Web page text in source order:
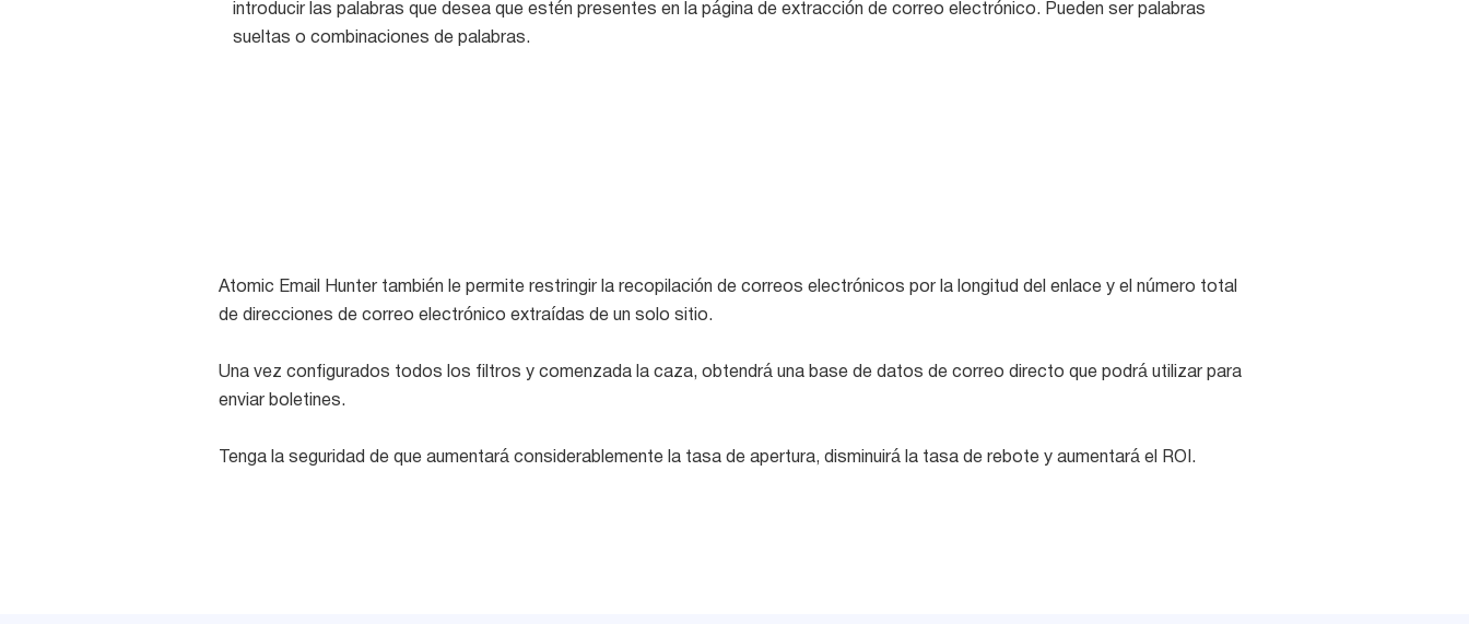
introducir las palabras que desea que estén presentes en la página de extracción de correo electrónico. Pueden ser palabras
sueltas o combinaciones de palabras.
Atomic Email Hunter también le permite restringir la recopilación de correos electrónicos por la longitud del enlace y el número total
de direcciones de correo electrónico extraídas de un solo sitio.
Una vez configurados todos los filtros y comenzada la caza, obtendrá una base de datos de correo directo que podrá utilizar para
enviar boletines.
Tenga la seguridad de que aumentará considerablemente la tasa de apertura, disminuirá la tasa de rebote y aumentará el ROI.